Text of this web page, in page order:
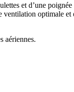
et d’une
optimale
aériennes.